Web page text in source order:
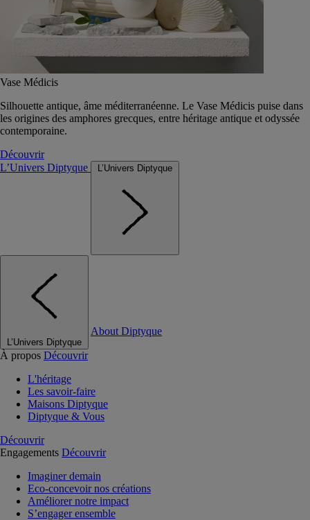
Vase Médicis
Silhouette antique, âme méditerranéenne. Le Vase Médicis puise dans
les origines des amphores grecques, entre héritage antique et odyssée
contemporaine.
Découvrir
L’Univers Diptyque
L’Univers Diptyque
L’Univers Diptyque
About Diptyque
À propos Découvrir
L'héritage
Les savoir-faire
Maisons Diptyque
Diptyque & Vous
Découvrir
Engagements Découvrir
Imaginer demain
Eco-concevoir nos créations
Améliorer notre impact
S’engager ensemble